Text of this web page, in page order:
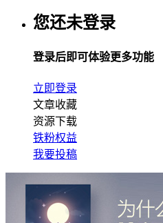
您还未登录
登录后即可体验更多功能
立即登录
文章收藏
资源下载
铁粉权益
我要投稿